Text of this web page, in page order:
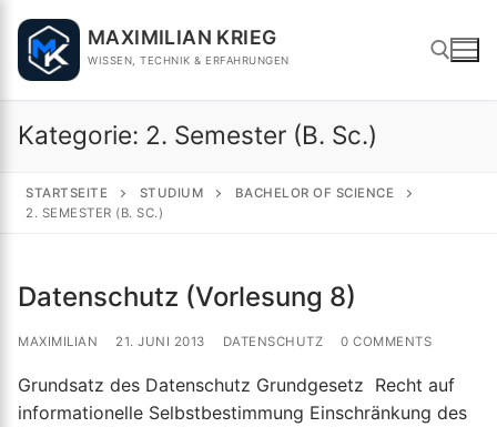
content
MAXIMILIAN KRIEG
WISSEN, TECHNIK & ERFAHRUNGEN
Search for:
Kategorie: 2. Semester (B. Sc.)
STARTSEITE STUDIUM
BACHELOR OF SCIENCE
2. SEMESTER (B. SC.)
Datenschutz (Vorlesung 8)
MAXIMILIAN 21. JUNI 2013 DATENSCHUTZ 0 COMMENTS
Grundsatz des Datenschutz Grundgesetz Recht auf
informationelle Selbstbestimmung Einschränkung des